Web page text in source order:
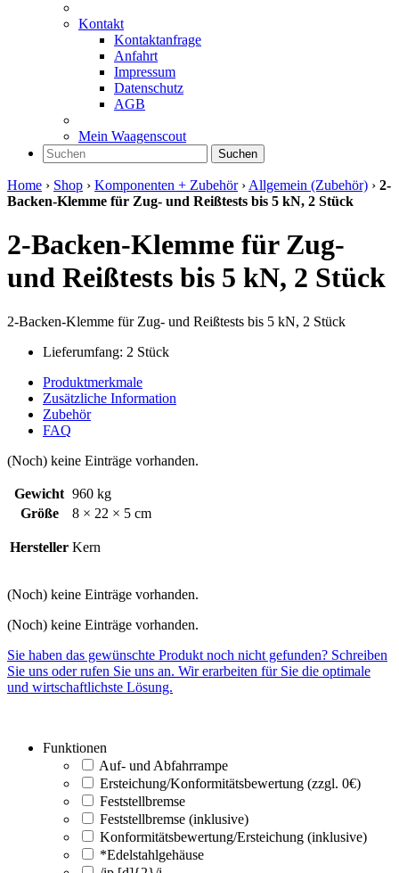
Kontakt
Kontaktanfrage
Anfahrt
Impressum
Datenschutz
AGB
Mein Waagenscout
Suchen
Home › Shop › Komponenten + Zubehör› Allgemein (Zubehör) › 2-
Backen-Klemme für Zug- und Reißtests bis 5 kN, 2 Stück
2-Backen-Klemme für Zug-
und Reißtests bis 5 kN, 2 Stück
2-Backen-Klemme für Zug- und Reißtests bis 5 kN, 2 Stück
Lieferumfang: 2 Stück
Produktmerkmale
Zusätzliche Information
Zubehör
FAQ
(Noch) keine Einträge vorhanden.
Gewicht 960 kg
Größe
8 × 22 × 5 cm
Hersteller Kern
(Noch) keine Einträge vorhanden.
(Noch) keine Einträge vorhanden.
Sie haben das gewünschte Produkt noch nicht gefunden? Schreiben
Sie uns oder rufen Sie uns an. Wir erarbeiten für Sie die optimale
und wirtschaftlichste Lösung.
Funktionen
Auf- und Abfahrrampe
Ersteichung/Konformitätsbewertung (zzgl. 0€)
Feststellbremse
Feststellbremse (inklusive)
Konformitätsbewertung/Ersteichung (inklusive)
*Edelstahlgehäuse